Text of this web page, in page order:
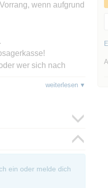
wenn aufgrund
wer sich nach
30,- oder mehr in der
weiterlesen
ein oder melde dich